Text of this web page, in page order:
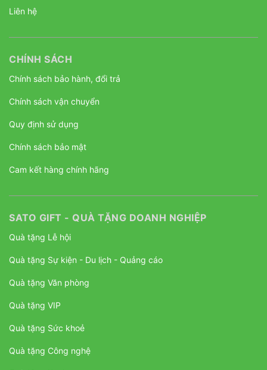
Liên hệ
CHÍNH SÁCH
Chính sách bảo hành, đổi trả
Chính sách vận chuyển
Quy định sử dụng
Chính sách bảo mật
Cam kết hàng chính hãng
SATO GIFT - QUÀ TẶNG DOANH NGHIỆP
Quà tặng Lễ hội
Quà tặng Sự kiện - Du lịch - Quảng cáo
Quà tặng Văn phòng
Quà tặng VIP
Quà tặng Sức khoẻ
Quà tặng Công nghệ